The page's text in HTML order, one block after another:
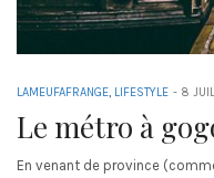
LAMEUFAFRANGE, LIFESTYLE - 8
Le métro à
En venant de province